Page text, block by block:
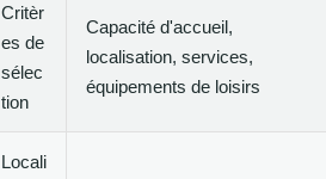
Critèr
es de
sélec
tion
Capacité d'accueil,
localisation, services,
équipements de loisirs
Locali